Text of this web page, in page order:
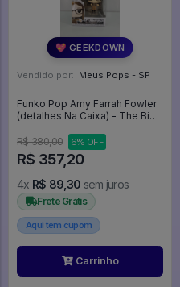
💖 GEEKDOWN
Vendido por: Meus Pops - SP
Funko Pop Amy Farrah Fowler
(detalhes Na Caixa) - The Big
R$ 380,00
6% OFF
R$ 357,20
4x R$ 89,30 sem juros
Frete Grátis
Aqui tem cupom
Carrinho